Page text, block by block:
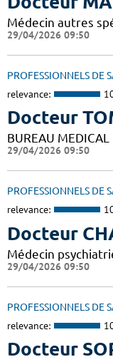
Médecin autres
29/04/2026 09:50
PROFESSIONNELS DE
relevance:
Docteur
BUREAU MEDICAL
29/04/2026 09:50
PROFESSIONNELS DE
relevance:
Docteur
Médecin
29/04/2026 09:50
PROFESSIONNELS DE
relevance:
Docteur